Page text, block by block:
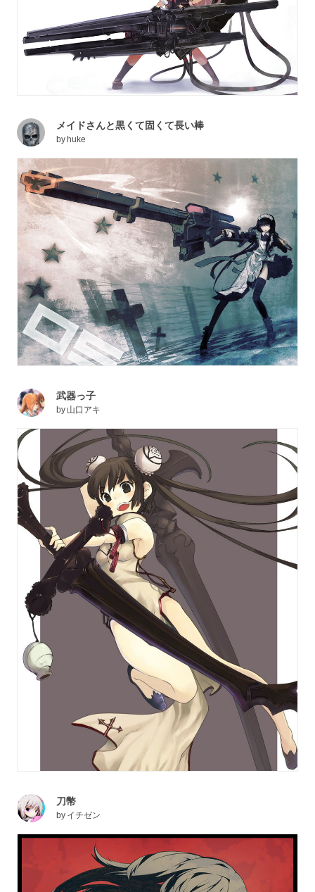
メイドさんと黒くて固くて長い棒
by huke
武器っ子
by 山口アキ
刀幣
by イチゼン